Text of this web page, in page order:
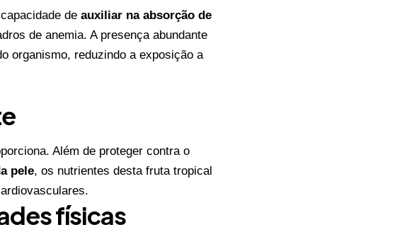
de auxiliar na absorção de
de anemia. A presença abundante
organismo, reduzindo a exposição a
Além de proteger contra o
pele, os nutrientes desta fruta tropical
físicas